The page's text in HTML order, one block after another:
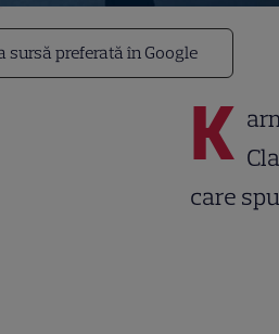
sursă preferată în Google
K
care